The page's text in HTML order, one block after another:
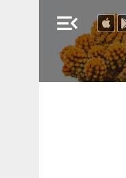
menu_open